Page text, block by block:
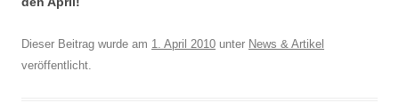
Dieser Beitrag wurde am 1. April 2010 unter News & Artikel
veröffentlicht.